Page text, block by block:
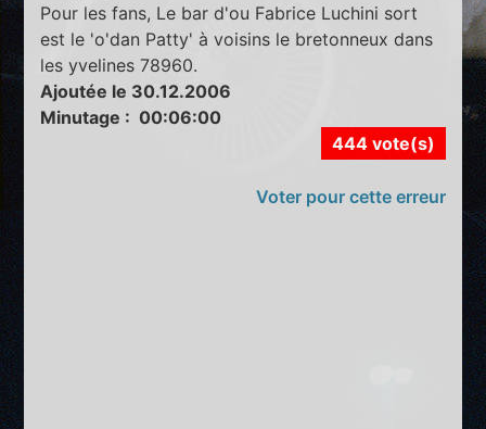
Pour les fans, Le bar d'ou Fabrice Luchini sort
est le 'o'dan Patty' à voisins le bretonneux dans
les yvelines 78960.
Ajoutée le 30.12.2006
Minutage : 00:06:00
444 vote(s)
Voter pour cette erreur